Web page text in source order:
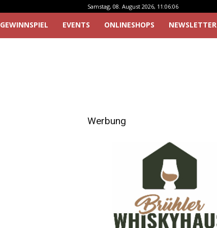
Samstag, 08. August 2026, 11:06:06
GEWINNSPIEL EVENTS ONLINESHOPS NEWSLETTER
Werbung